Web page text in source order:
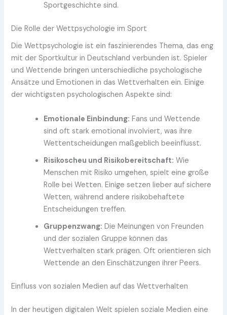
Sportgeschichte sind.
Die Rolle der Wettpsychologie im Sport
Die Wettpsychologie ist ein faszinierendes Thema, das eng
mit der Sportkultur in Deutschland verbunden ist. Spieler
und Wettende bringen unterschiedliche psychologische
Ansätze und Emotionen in das Wettverhalten ein. Einige
der wichtigsten psychologischen Aspekte sind:
Emotionale Einbindung: Fans und Wettende
sind oft stark emotional involviert, was ihre
Wettentscheidungen maßgeblich beeinflusst.
Risikoscheu und Risikobereitschaft: Wie
Menschen mit Risiko umgehen, spielt eine große
Rolle bei Wetten. Einige setzen lieber auf sichere
Wetten, während andere risikobehaftete
Entscheidungen treffen.
Gruppenzwang: Die Meinungen von Freunden
und der sozialen Gruppe können das
Wettverhalten stark prägen. Oft orientieren sich
Wettende an den Einschätzungen ihrer Peers.
Einfluss von sozialen Medien auf das Wettverhalten
In der heutigen digitalen Welt spielen soziale Medien eine